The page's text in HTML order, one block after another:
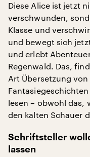
Diese Alice ist jetzt
verschwunden,
Klasse und
und bewegt sich
und erlebt
Regenwald. Das,
Art Übersetzung
lesen – obwohl das,
den kalten Schauer
Schriftsteller
lassen